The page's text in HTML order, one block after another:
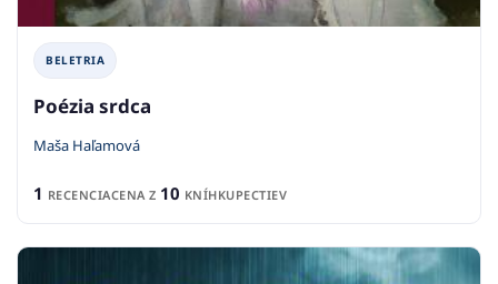
BELETRIA
Poézia srdca
Maša Haľamová
1 RECENCIACENA Z 10 KNÍHKUPECTIEV